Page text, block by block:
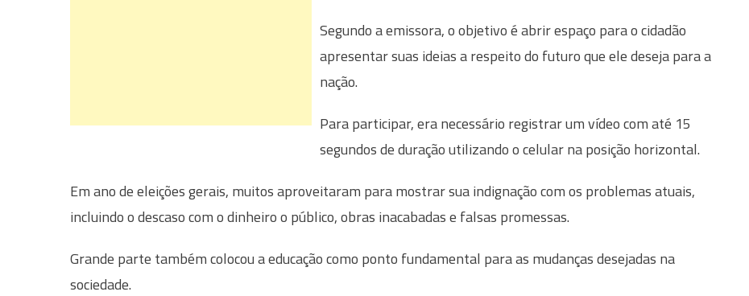
Segundo a emissora, o objetivo é abrir espaço para o cidadão
apresentar suas ideias a respeito do futuro que ele deseja para a
nação.
Para participar, era necessário registrar um vídeo com até 15
segundos de duração utilizando o celular na posição horizontal.
Em ano de eleições gerais, muitos aproveitaram para mostrar sua indignação com os problemas atuais,
incluindo o descaso com o dinheiro o público, obras inacabadas e falsas promessas.
Grande parte também colocou a educação como ponto fundamental para as mudanças desejadas na
sociedade.